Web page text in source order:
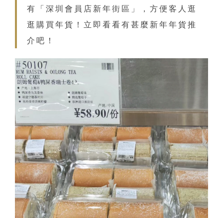
有「深圳會員店新年街區」，方便客人逛
逛購買年貨！立即看看有甚麼新年年貨推
介吧！